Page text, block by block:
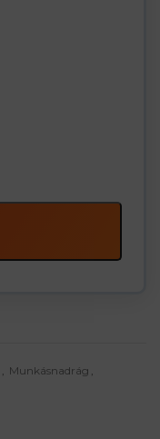
, Munkásnadrág ,